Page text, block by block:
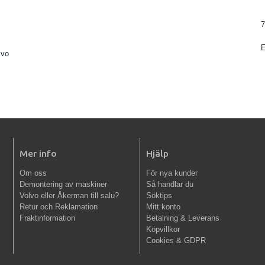
Mer info
Om oss
Demontering av maskiner
Volvo eller Åkerman till salu?
Retur och Reklamation
Fraktinformation
Hjälp
För nya kunder
Så handlar du
Söktips
Mitt konto
Betalning & Leverans
Köpvillkor
Cookies & GDPR